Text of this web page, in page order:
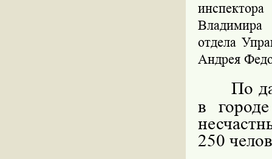
Владимира
отдела
Андрея
По
в
250